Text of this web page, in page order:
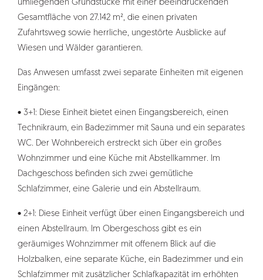
umliegenden Grundstücke mit einer beeindruckenden
Gesamtfläche von 27.142 m², die einen privaten
Zufahrtsweg sowie herrliche, ungestörte Ausblicke auf
Wiesen und Wälder garantieren.
Das Anwesen umfasst zwei separate Einheiten mit eigenen
Eingängen:
• 3+1: Diese Einheit bietet einen Eingangsbereich, einen
Technikraum, ein Badezimmer mit Sauna und ein separates
WC. Der Wohnbereich erstreckt sich über ein großes
Wohnzimmer und eine Küche mit Abstellkammer. Im
Dachgeschoss befinden sich zwei gemütliche
Schlafzimmer, eine Galerie und ein Abstellraum.
• 2+1: Diese Einheit verfügt über einen Eingangsbereich und
einen Abstellraum. Im Obergeschoss gibt es ein
geräumiges Wohnzimmer mit offenem Blick auf die
Holzbalken, eine separate Küche, ein Badezimmer und ein
Schlafzimmer mit zusätzlicher Schlafkapazität im erhöhten